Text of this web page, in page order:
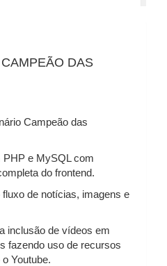
DAS
Campeão das
PHP e MySQL com
do frontend.
de notícias, imagens e
inclusão de vídeos em
fazendo uso de recursos
Youtube.